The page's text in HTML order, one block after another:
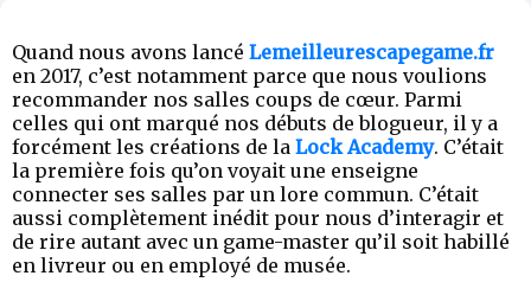
Quand nous avons lancé Lemeilleurescapegame.fr
en 2017, c’est notamment parce que nous voulions
recommander nos salles coups de cœur. Parmi
celles qui ont marqué nos débuts de blogueur, il y a
forcément les créations de la Lock Academy. C’était
la première fois qu’on voyait une enseigne
connecter ses salles par un lore commun. C’était
aussi complètement inédit pour nous d’interagir et
de rire autant avec un game-master qu’il soit habillé
en livreur ou en employé de musée.